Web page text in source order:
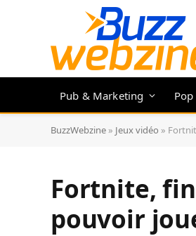
Pub & Marketing
BuzzWebzine » Jeux vidéo »
Fortnite,
pouvoir